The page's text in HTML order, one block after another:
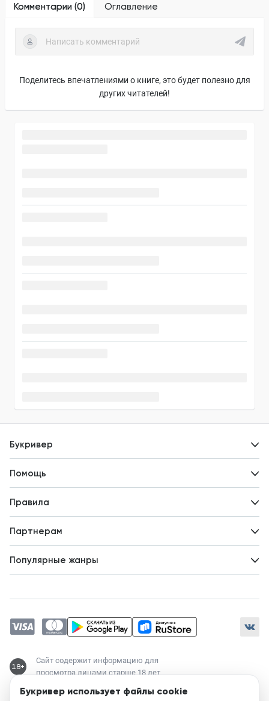
Букривер использует файлы cookie
Комментарии (0) Оглавление
Поделитесь впечатлениями о книге, это будет полезно для
других читателей!
Букривер
Новости
Помощь
Правила
Партнерам
Популярные жанры
Магические академии
Современный любовный роман
Любовное фэнтези
18+
Сайт содержит информацию для
просмотра лицами старше 18 лет
Служба поддержки: